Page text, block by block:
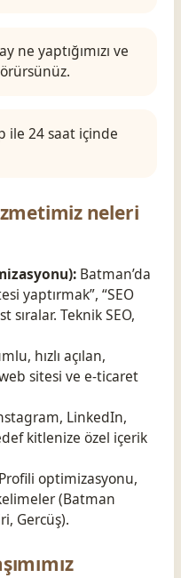
ne yaptığımızı ve
ile 24 saat içinde
neleri
Batman’da
yaptırmak”, “SEO
Teknik SEO,
hızlı açılan,
sitesi ve e-ticaret
LinkedIn,
kitlenize özel içerik
optimizasyonu,
(Batman
Gercüş).